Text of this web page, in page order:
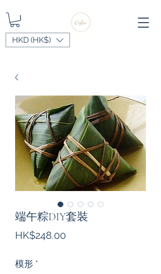
HKD (HK$)
端午粽DIY套裝
HK$248.00
模形 *